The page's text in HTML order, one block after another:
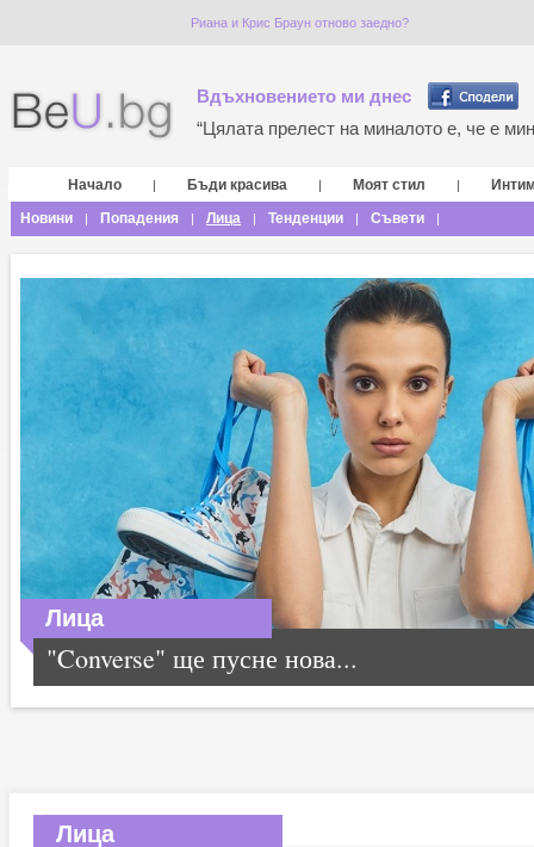
Риана и Крис Браун отново заедно?
Вдъхновението ми днес
“Цялата прелест на миналото е, че е
Начало | Бъди красива | Моят стил |
Новини
| Попадения | Лица | Тенденции | Съвети |
Лица
"Converse" ще пусне нова...
Лица